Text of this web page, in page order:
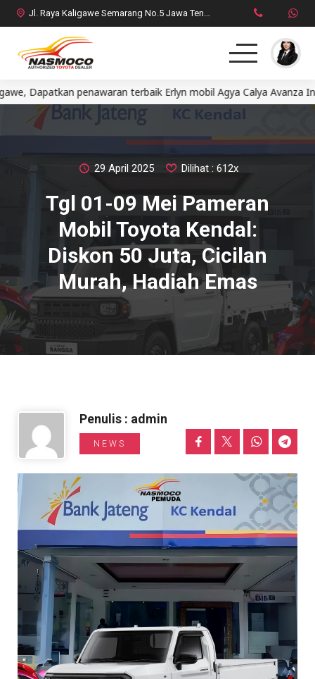
Jl. Raya Kaligawe Semarang No.5 Jawa Tengah
Home
MPV
SUV
HatchBack
Comercial
Brosur Toyota
Social Media
Informasi Toyota
penawaran terbaik Erlyn mobil Agya Calya Avanza Innova
29 April 2025 Dilihat : 612x
Tgl 01-09 Mei Pameran
Mobil Toyota Kendal:
Diskon 50 Juta, Cicilan
Murah, Hadiah Emas
Penulis : admin
NEWS